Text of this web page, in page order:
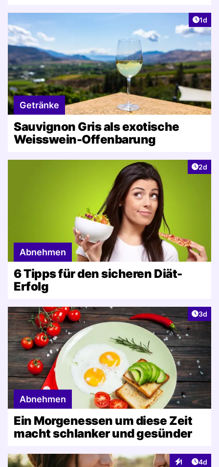
1d
Getränke
Sauvignon Gris als exotische
Weisswein-Offenbarung
2d
Abnehmen
6 Tipps für den sicheren Diät-
Erfolg
3d
Abnehmen
Ein Morgenessen um diese Zeit
macht schlanker und gesünder
1
Interaktionen
4d